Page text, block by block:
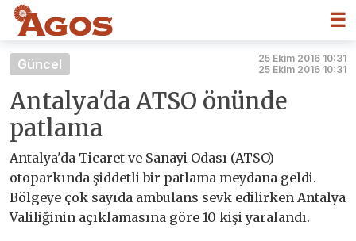
☰
Güncel
25 Ekim 2016 10:31
25 Ekim 2016 10:31
Antalya'da ATSO önünde
patlama
Antalya'da Ticaret ve Sanayi Odası (ATSO)
otoparkında şiddetli bir patlama meydana geldi.
Bölgeye çok sayıda ambulans sevk edilirken Antalya
Valiliğinin açıklamasına göre 10 kişi yaralandı.